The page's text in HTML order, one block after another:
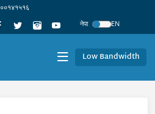
नेपा
EN
Low Bandwidth